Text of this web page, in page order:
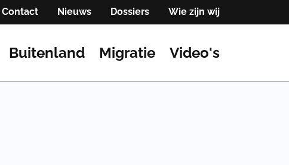
Contact Nieuws Dossiers Wie zijn wij
Buitenland Migratie Video's